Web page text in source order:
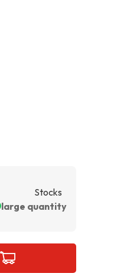
Stocks
large quantity